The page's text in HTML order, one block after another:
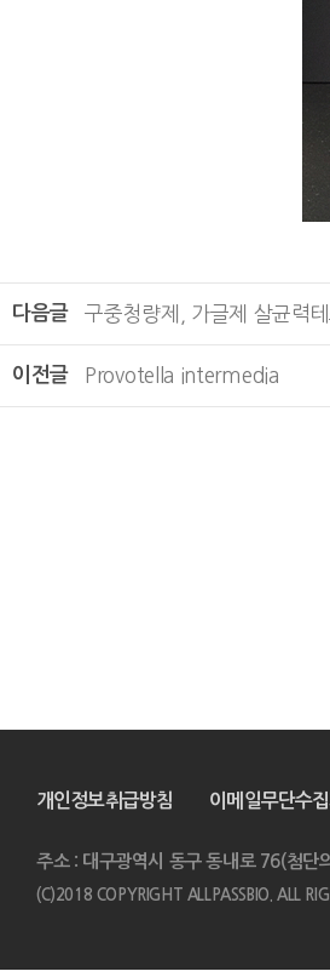
다음글 구중청량제, 가글제 살균력
이전글 Provotella intermedia
개인정보취급방침 이메일무단수
주소 : 대구광역시 동구 동내로 76(첨
(C)2018 COPYRIGHT ALLPASSBIO. ALL